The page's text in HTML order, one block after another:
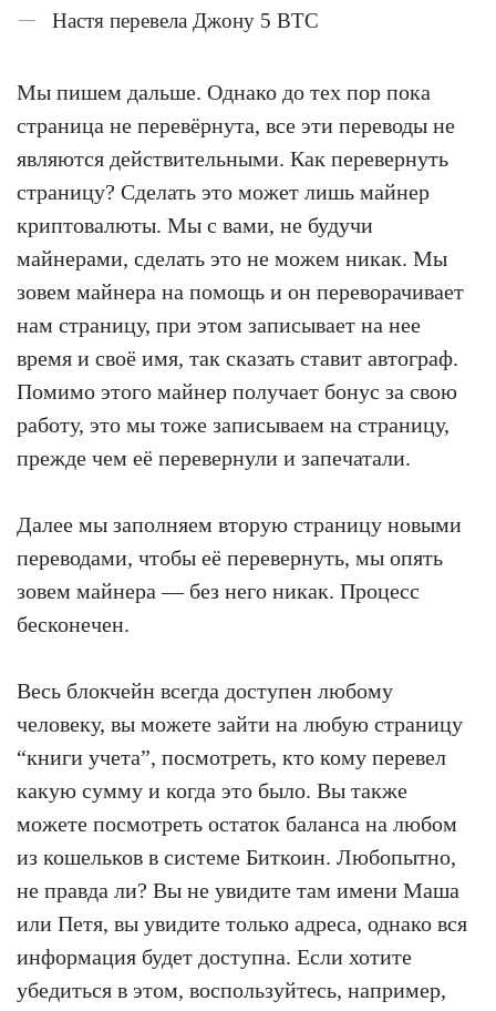
Настя перевела Джону 5 BTC
Мы пишем дальше. Однако до тех пор пока
страница не перевёрнута, все эти переводы не
являются действительными. Как перевернуть
страницу? Сделать это может лишь майнер
криптовалюты. Мы с вами, не будучи
майнерами, сделать это не можем никак. Мы
зовем майнера на помощь и он переворачивает
нам страницу, при этом записывает на нее
время и своё имя, так сказать ставит автограф.
Помимо этого майнер получает бонус за свою
работу, это мы тоже записываем на страницу,
прежде чем её перевернули и запечатали.
Далее мы заполняем вторую страницу новыми
переводами, чтобы её перевернуть, мы опять
зовем майнера — без него никак. Процесс
бесконечен.
Весь блокчейн всегда доступен любому
человеку, вы можете зайти на любую страницу
“книги учета”, посмотреть, кто кому перевел
какую сумму и когда это было. Вы также
можете посмотреть остаток баланса на любом
из кошельков в системе Биткоин. Любопытно,
не правда ли? Вы не увидите там имени Маша
или Петя, вы увидите только адреса, однако вся
информация будет доступна. Если хотите
убедиться в этом, воспользуйтесь, например,